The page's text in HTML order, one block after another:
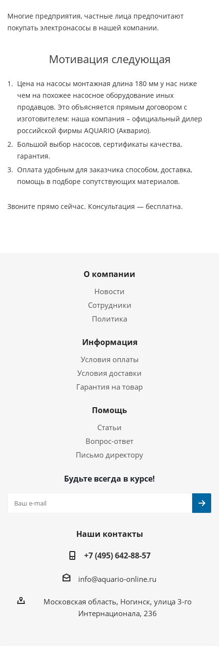
Многие предприятия, частные лица предпочитают
покупать электронасосы в нашей компании.
Мотивация следующая
Цена на насосы монтажная длина 180 мм у нас ниже
чем на похожее насосное оборудование иных
продавцов. Это объясняется прямым договором с
изготовителем: наша компания – официальный дилер
российской фирмы AQUARIO (Акварио).
Большой выбор насосов, сертификаты качества,
гарантия.
Оплата удобным для заказчика способом, доставка,
помощь в подборе сопутствующих материалов.
Звоните прямо сейчас. Консультация — бесплатна.
О компании
Новости
Сотрудники
Политика
Информация
Условия оплаты
Условия доставки
Гарантия на товар
Помощь
Статьи
Вопрос-ответ
Письмо директору
Будьте всегда в курсе!
Наши контакты
+7 (495) 642-88-57
info@aquario-online.ru
Московская область, Ногинск, улица 3-го
Интернационала, 236